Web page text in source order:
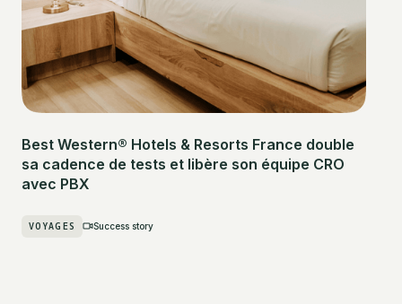
Best Western® Hotels & Resorts France double
sa cadence de tests et libère son équipe CRO
avec PBX
VOYAGES Success story